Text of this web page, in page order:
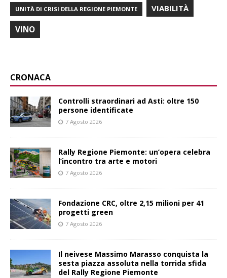
UNITÀ DI CRISI DELLA REGIONE PIEMONTE VIABILITÀ
VINO
CRONACA
Controlli straordinari ad Asti: oltre 150
persone identificate
7 Agosto 2026
Rally Regione Piemonte: un’opera celebra
l’incontro tra arte e motori
7 Agosto 2026
Fondazione CRC, oltre 2,15 milioni per 41
progetti green
7 Agosto 2026
Il neivese Massimo Marasso conquista la
sesta piazza assoluta nella torrida sfida
del Rally Regione Piemonte